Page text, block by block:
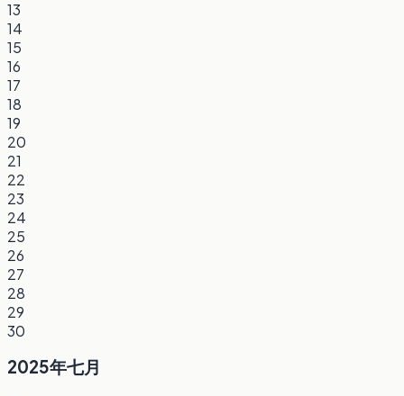
13
14
15
16
17
18
19
20
21
22
23
24
25
26
27
28
29
30
2025年七月